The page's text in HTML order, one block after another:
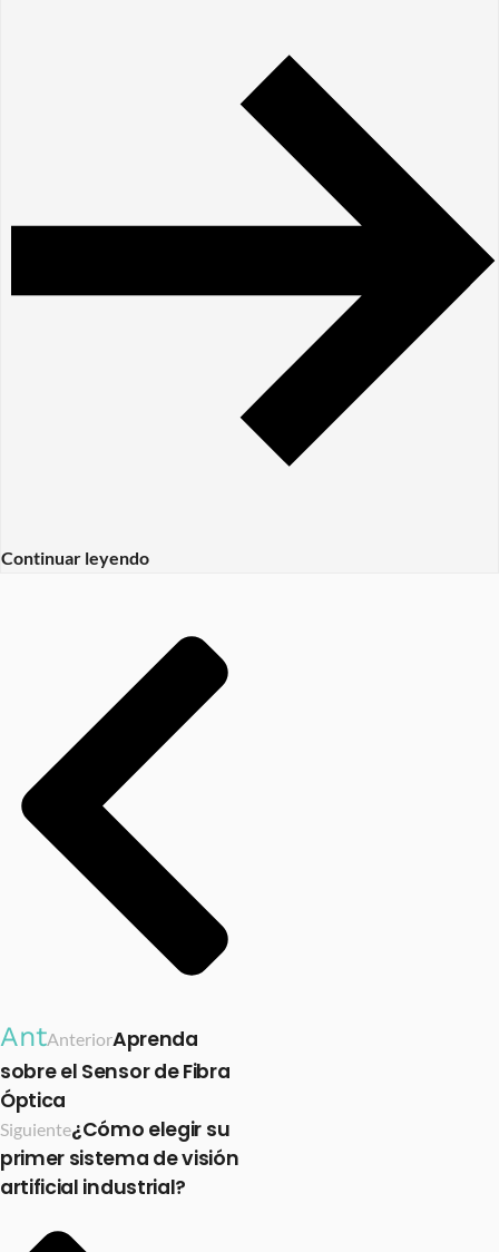
Continuar leyendo
AntAnteriorAprenda
sobre el Sensor de Fibra
Óptica
Siguiente¿Cómo elegir su
primer sistema de visión
artificial industrial?